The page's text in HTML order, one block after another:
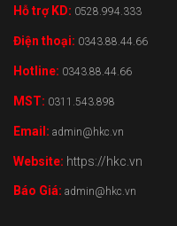
Hỗ trợ KD: 0528.994.333
Điện thoại: 0343.88.44.66
Hotline: 0343.88.44.66
MST: 0311.543.898
Email: admin@hkc.vn
Website: https://hkc.vn
Báo Giá: admin@hkc.vn